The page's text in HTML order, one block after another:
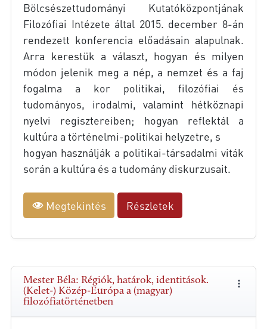
Bölcsészettudományi Kutatóközpontjának
Filozófiai Intézete által 2015. december 8-án
rendezett konferencia előadásain alapulnak.
Arra kerestük a választ, hogyan és milyen
módon jelenik meg a nép, a nemzet és a faj
fogalma a kor politikai, filozófiai és
tudományos, irodalmi, valamint hétköznapi
nyelvi regisztereiben; hogyan reflektál a
kultúra a történelmi-politikai helyzetre, s
hogyan használják a politikai-társadalmi viták
során a kultúra és a tudomány diskurzusait.
Megtekintés Részletek
Mester Béla: Régiók, határok, identitások.
(Kelet-) Közép-Európa a (magyar)
filozófiatörténetben